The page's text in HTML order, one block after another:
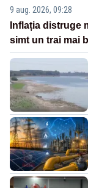
9 aug. 2026, 09:28
Inflația distruge
simt un trai mai